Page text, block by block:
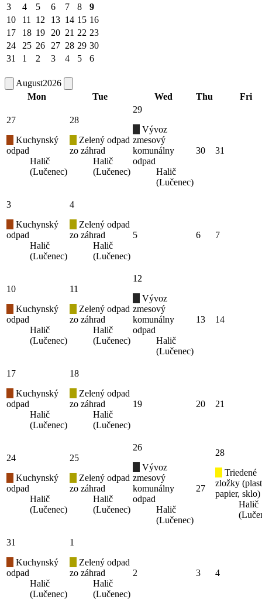
3
4 5 6 7 8
9
10
11 12 13 14 15 16
17
18 19 20 21 22 23
24
25 26 27 28 29 30
31
1 2 3 4 5 6
August2026
Mon
Tue Wed Thu Fri
27
Kuchynský
odpad
Halič
(Lučenec)
28
Zelený odpad
zo záhrad
Halič
(Lučenec)
29
Vývoz
zmesový
komunálny
odpad
Halič
(Lučenec)
30 31
3
Kuchynský
odpad
Halič
(Lučenec)
4
Zelený odpad
zo záhrad
Halič
(Lučenec)
5 6 7
10
Kuchynský
odpad
Halič
(Lučenec)
11
Zelený odpad
zo záhrad
Halič
(Lučenec)
12
Vývoz
zmesový
komunálny
odpad
Halič
(Lučenec)
13 14
17
Kuchynský
odpad
Halič
(Lučenec)
18
Zelený odpad
zo záhrad
Halič
(Lučenec)
19 20 21
24
Kuchynský
odpad
Halič
(Lučenec)
25
Zelený odpad
zo záhrad
Halič
(Lučenec)
26
Vývoz
zmesový
komunálny
odpad
Halič
(Lučenec)
27
28
Triedené
zložky
papier, sklo)
Halič
31
Kuchynský
odpad
Halič
(Lučenec)
1
Zelený odpad
zo záhrad
Halič
(Lučenec)
2 3 4